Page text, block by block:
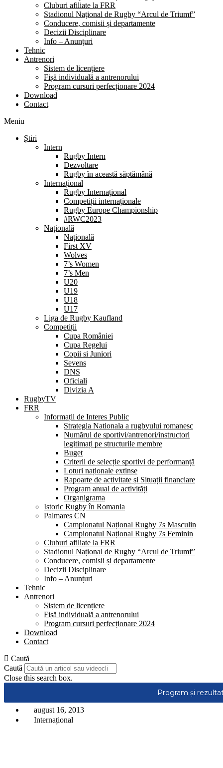
Cluburi afiliate la FRR
Stadionul Național de Rugby “Arcul de Triumf”
Conducere, comisii și departamente
Decizii Disciplinare
Info – Anunțuri
Tehnic
Antrenori
Sistem de licențiere
Fișă individuală a antrenorului
Program cursuri perfecționare 2024
Download
Contact
Meniu
Știri
Intern
Rugby Intern
Dezvoltare
Rugby în această săptămână
Internațional
Rugby Internațional
Competiții internaționale
Rugby Europe Championship
#RWC2023
Națională
Națională
First XV
Wolves
7’s Women
7’s Men
U20
U19
U18
U17
Liga de Rugby Kaufland
Competiții
Cupa României
Cupa Regelui
Copii si Juniori
Sevens
DNS
Oficiali
Divizia A
RugbyTV
FRR
Informații de Interes Public
Strategia Nationala a rugbyului romanesc
Numărul de sportivi/antrenori/instructori
legitimați pe structurile membre
Buget
Criterii de selecție sportivi de performanță
Loturi naționale extinse
Rapoarte de activitate și Situații financiare
Program anual de activități
Organigrama
Istoric Rugby în Romania
Palmares CN
Campionatul Național Rugby 7s Masculin
Campionatul Național Rugby 7s Feminin
Cluburi afiliate la FRR
Stadionul Național de Rugby “Arcul de Triumf”
Conducere, comisii și departamente
Decizii Disciplinare
Info – Anunțuri
Tehnic
Antrenori
Sistem de licențiere
Fișă individuală a antrenorului
Program cursuri perfecționare 2024
Download
Contact
Caută
Caută
Close this search box.
august 16, 2013
Internațional